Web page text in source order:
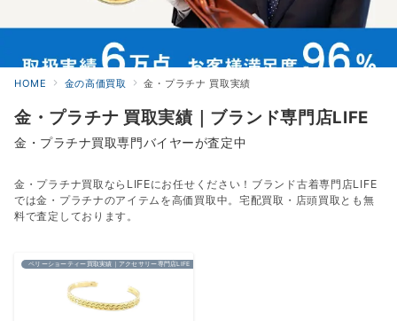
HOME 金の高価買取 金・プラチナ 買取実績
金・プラチナ 買取実績｜ブランド専門店LIFE
金・プラチナ買取専門バイヤーが査定中
金・プラチナ買取ならLIFEにお任せください！ブランド古着専門店LIFE
では金・プラチナのアイテムを高価買取中。宅配買取・店頭買取とも無
料で査定しております。
ペリーショーティー買取実績｜アクセサリー専門店LIFE